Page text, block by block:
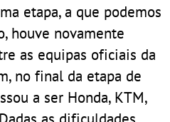
etapa, a que podemos
houve novamente
as equipas oficiais da
no final da etapa de
a ser Honda, KTM,